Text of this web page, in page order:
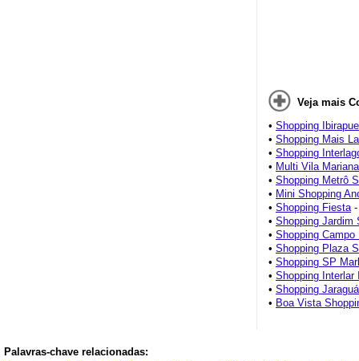
Veja mais
• Shopping
• Shopping Mais
• Shopping
• Multi Vila Mariana
• Shopping Metrô
• Mini Shopping
• Shopping Fiesta-
• Shopping Jardim
• Shopping Campo
• Shopping Plaza
• Shopping SP
• Shopping Interlar
• Shopping
• Boa Vista
Palavras-chave relacionadas: